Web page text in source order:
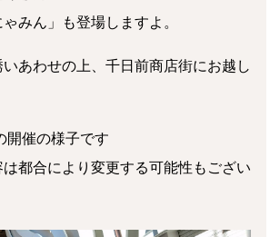
みん」も登場しますよ。
あわせの上、千日前商店街にお越し
催の様子です
都合により変更する可能性もござい